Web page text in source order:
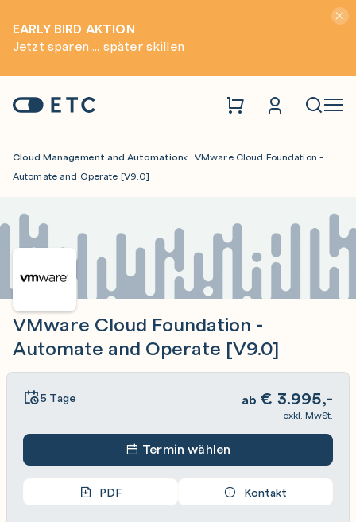
EARLY BIRD AKTION
Jetzt sparen ... später skillen
Startseite: ETC
Cloud Management and Automation
VMware Cloud Foundation -
Automate and Operate [V9.0]
VMware Cloud Foundation -
Automate and Operate [V9.0]
5 Tage ab € 3.995,-
exkl. MwSt.
Termin wählen
PDF Kontakt